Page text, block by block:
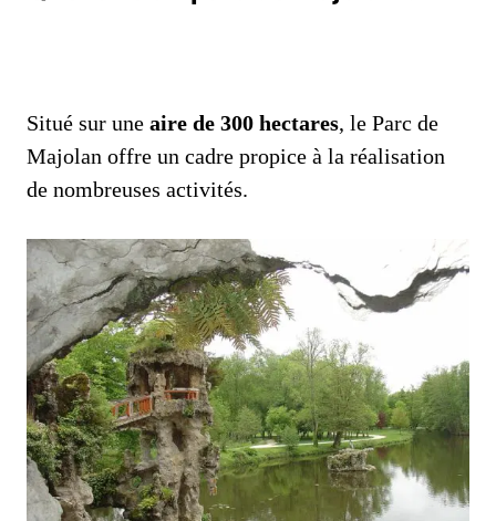
Situé sur une aire de 300 hectares, le Parc de
Majolan offre un cadre propice à la réalisation
de nombreuses activités.